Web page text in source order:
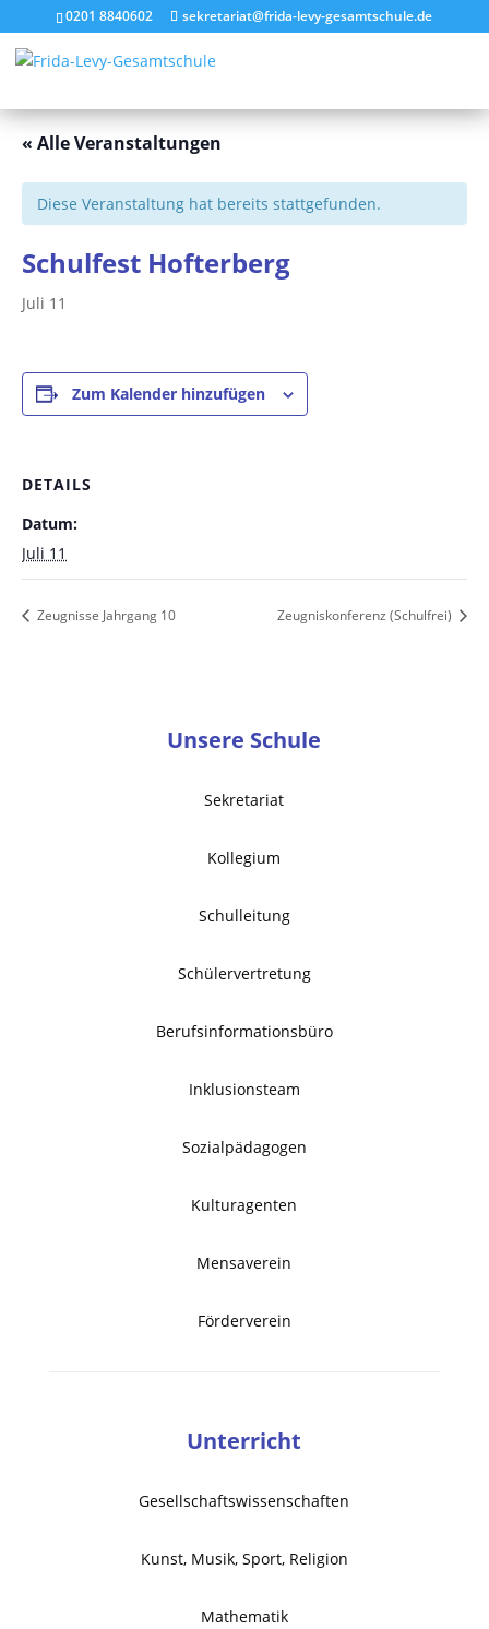
0201 8840602 sekretariat@frida-levy-gesamtschule.de
« Alle Veranstaltungen
Diese Veranstaltung hat bereits stattgefunden.
Schulfest Hofterberg
Juli 11
Zum Kalender hinzufügen
DETAILS
Datum:
Juli 11
Zeugnisse Jahrgang 10 Zeugniskonferenz (Schulfrei)
Unsere Schule
Sekretariat
Kollegium
Schulleitung
Schülervertretung
Berufsinformationsbüro
Inklusionsteam
Sozialpädagogen
Kulturagenten
Mensaverein
Förderverein
Unterricht
Gesellschaftswissenschaften
Kunst, Musik, Sport, Religion
Mathematik